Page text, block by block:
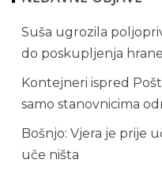
Suša ugrozila
do poskupljenja hrane
Kontejneri ispred
samo stanovnicima
Bošnjo: Vjera je prije
uče ništa